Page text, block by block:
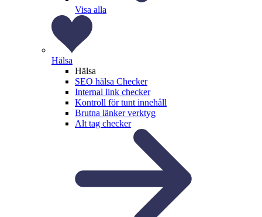
Visa alla
Hälsa
Hälsa
SEO hälsa Checker
Internal link checker
Kontroll för tunt innehåll
Brutna länker verktyg
Alt tag checker